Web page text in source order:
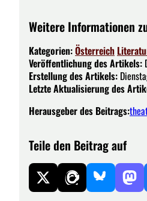
Weitere Informationen
Kategorien:Österreich
Veröffentlichung des Artikels:
Erstellung des Artikels:
Letzte Aktualisierung des
Herausgeber des Beitrags:
Teile den Beitrag auf